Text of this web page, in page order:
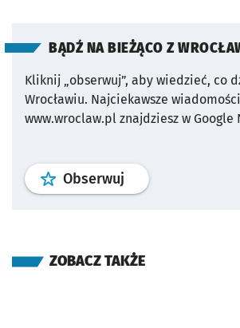
BĄDŹ NA BIEŻĄCO Z
Kliknij „obserwuj”, aby wiedzieć, co
Wrocławiu. Najciekawsze
www.wroclaw.pl znajdziesz w Google
Obserwuj profil
ZOBACZ TAKŻE